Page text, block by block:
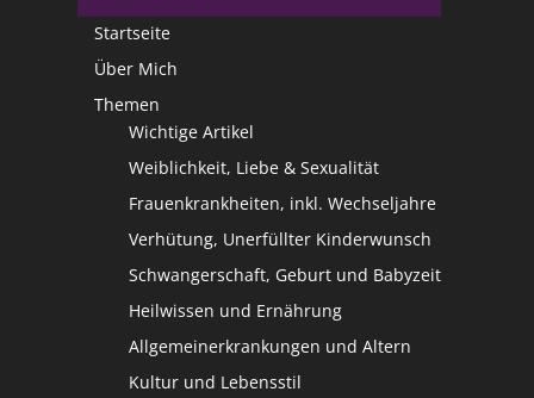
Startseite
Über Mich
Themen
Wichtige Artikel
Weiblichkeit, Liebe & Sexualität
Frauenkrankheiten, inkl. Wechseljahre
Verhütung, Unerfüllter Kinderwunsch
Schwangerschaft, Geburt und Babyzeit
Heilwissen und Ernährung
Allgemeinerkrankungen und Altern
Kultur und Lebensstil